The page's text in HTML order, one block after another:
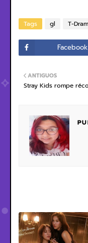
Tags gl T-
Facebook
ANTIGUOS
Stray Kids rompe